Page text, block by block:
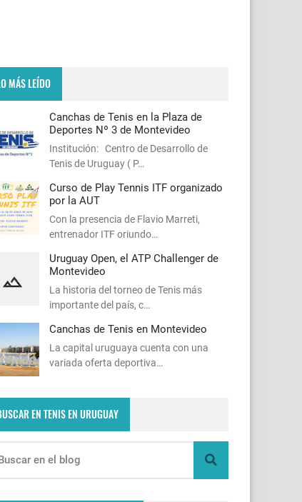
MÁS LEÍDO
Canchas de Tenis en la Plaza de
Deportes Nº 3 de Montevideo
Institución: Centro de Desarrollo de
Tenis de Uruguay ( P…
Curso de Play Tennis ITF organizado
por la AUT
Con la presencia de Flavio Marreti,
entrenador ITF oriundo…
Uruguay Open, el ATP Challenger de
Montevideo
La historia del torneo de Tenis más
importante del país, c…
Canchas de Tenis en Montevideo
La capital uruguaya cuenta con una
variada oferta deportiva…
EN TENIS EN URUGUAY